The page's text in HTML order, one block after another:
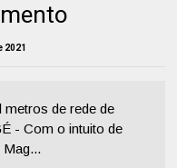
2021
metros de rede de
- Com o intuito de